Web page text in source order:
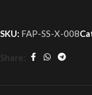
SKU: FAP-SS-X-008
Share: